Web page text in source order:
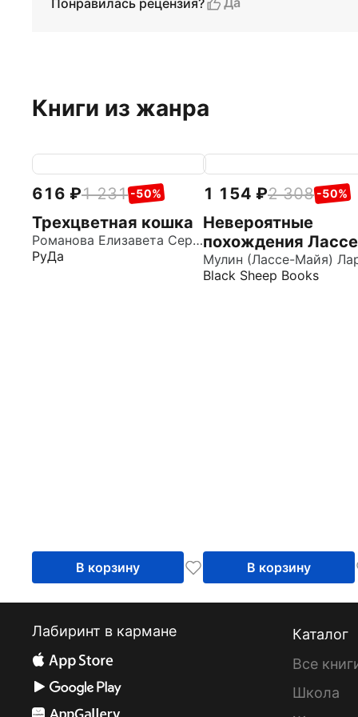
Книги из жанра
616 1 231 -50%
Трехцветная кошка
Романова Елизавета Сергеевна
РуДа
В корзину
1 154 2 308 -50%
Невероятные
похождения
Майи,
им самим
Мулин (Лассе-Майя)
Black Sheep Books
В корзину
Лабиринт в кармане
Каталог
Все
Школа